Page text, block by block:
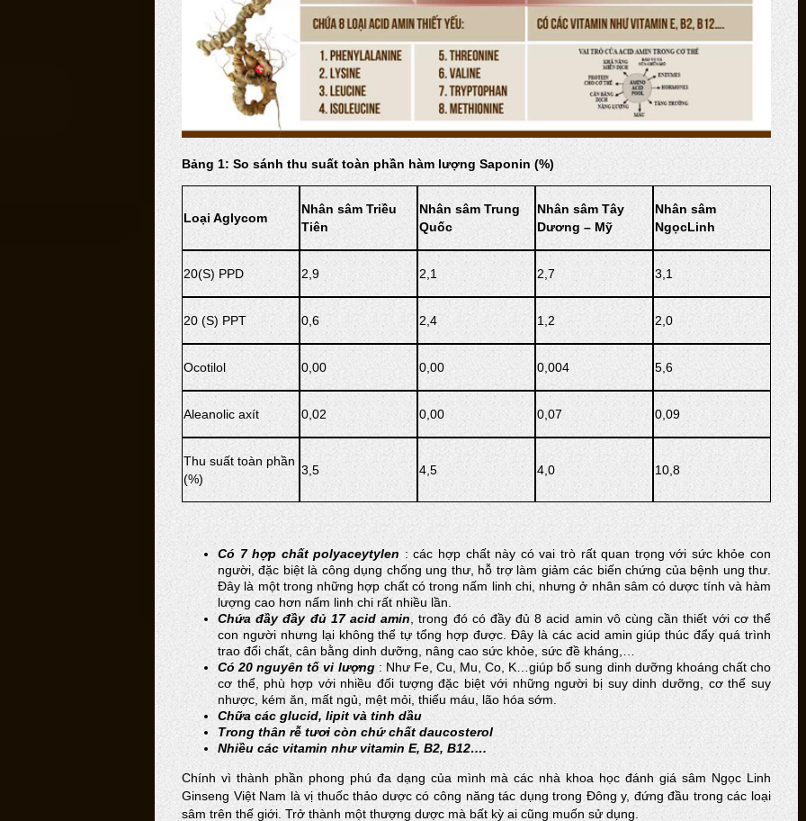
Bảng 1: So sánh thu suất toàn phần hàm lượng Saponin (%)
Loại Aglycom
Nhân sâm Triều
Tiên
Nhân sâm Trung
Quốc
Nhân sâm Tây
Dương – Mỹ
Nhân sâm
NgọcLinh
20(S) PPD 2,9 2,1 2,7 3,1
20 (S) PPT 0,6 2,4 1,2 2,0
Ocotilol 0,00 0,00 0,004 5,6
Aleanolic axít 0,02 0,00 0,07 0,09
Thu suất toàn phần
(%)
3,5 4,5 4,0 10,8
Có 7 hợp chất polyaceytylen : các hợp chất này có vai trò rất quan trọng với sức khỏe con
người, đặc biệt là công dụng chống ung thư, hỗ trợ làm giảm các biến chứng của bệnh ung thư.
Đây là một trong những hợp chất có trong nấm linh chi, nhưng ở nhân sâm có dược tính và hàm
lượng cao hơn nấm linh chi rất nhiều lần.
Chứa đầy đầy đủ 17 acid amin, trong đó có đầy đủ 8 acid amin vô cùng cần thiết với cơ thể
con người nhưng lại không thể tự tổng hợp được. Đây là các acid amin giúp thúc đẩy quá trình
trao đổi chất, cân bằng dinh dưỡng, nâng cao sức khỏe, sức đề kháng,…
Có 20 nguyên tố vi lượng: Như Fe, Cu, Mu, Co, K…giúp bổ sung dinh dưỡng khoáng chất cho
cơ thể, phù hợp với nhiều đối tượng đặc biệt với những người bị suy dinh dưỡng, cơ thể suy
nhược, kém ăn, mất ngủ, mệt mỏi, thiếu máu, lão hóa sớm.
Chữa các glucid, lipit và tinh dầu
Trong thân rễ tươi còn chứ chất daucosterol
Nhiều các vitamin như vitamin E, B2, B12….
Chính vì thành phần phong phú đa dạng của mình mà các nhà khoa học đánh giá sâm Ngọc Linh
Ginseng Việt Nam là vị thuốc thảo dược có công năng tác dụng trong Đông y, đứng đầu trong các loại
sâm trên thế giới. Trở thành một thượng dược mà bất kỳ ai cũng muốn sử dụng.